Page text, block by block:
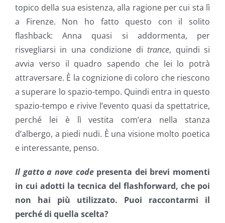
topico della sua esistenza, alla ragione per cui sta lì
a Firenze. Non ho fatto questo con il solito
flashback: Anna quasi si addormenta, per
risvegliarsi in una condizione di trance, quindi si
avvia verso il quadro sapendo che lei lo potrà
attraversare. È la cognizione di coloro che riescono
a superare lo spazio-tempo. Quindi entra in questo
spazio-tempo e rivive l’evento quasi da spettatrice,
perché lei è lì vestita com’era nella stanza
d’albergo, a piedi nudi. È una visione molto poetica
e interessante, penso.
Il gatto a nove codepresenta dei brevi momenti
in cui adotti la tecnica del flashforward, che poi
non hai più utilizzato. Puoi raccontarmi il
perché di quella scelta?